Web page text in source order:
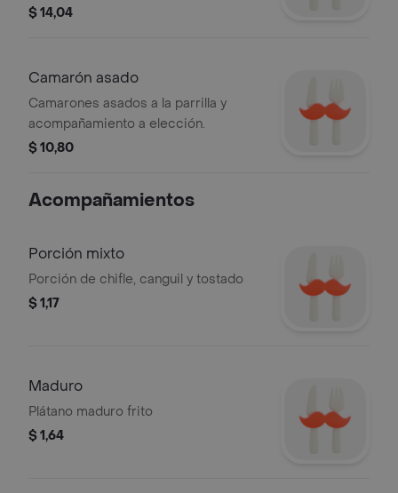
acompañamiento a elección.
$ 14,04
Camarón asado
Camarones asados a la parrilla y
acompañamiento a elección.
$ 10,80
Acompañamientos
Porción mixto
Porción de chifle, canguil y tostado
$ 1,17
Maduro
Plátano maduro frito
$ 1,64